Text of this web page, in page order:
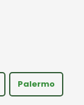
Palermo